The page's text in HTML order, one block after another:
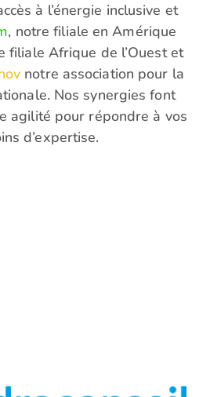
à l’énergie inclusive et
, notre filiale en Amérique
filiale Afrique de l’Ouest et
notre association pour la
Nos synergies font
agilité pour répondre à vos
d’expertise.